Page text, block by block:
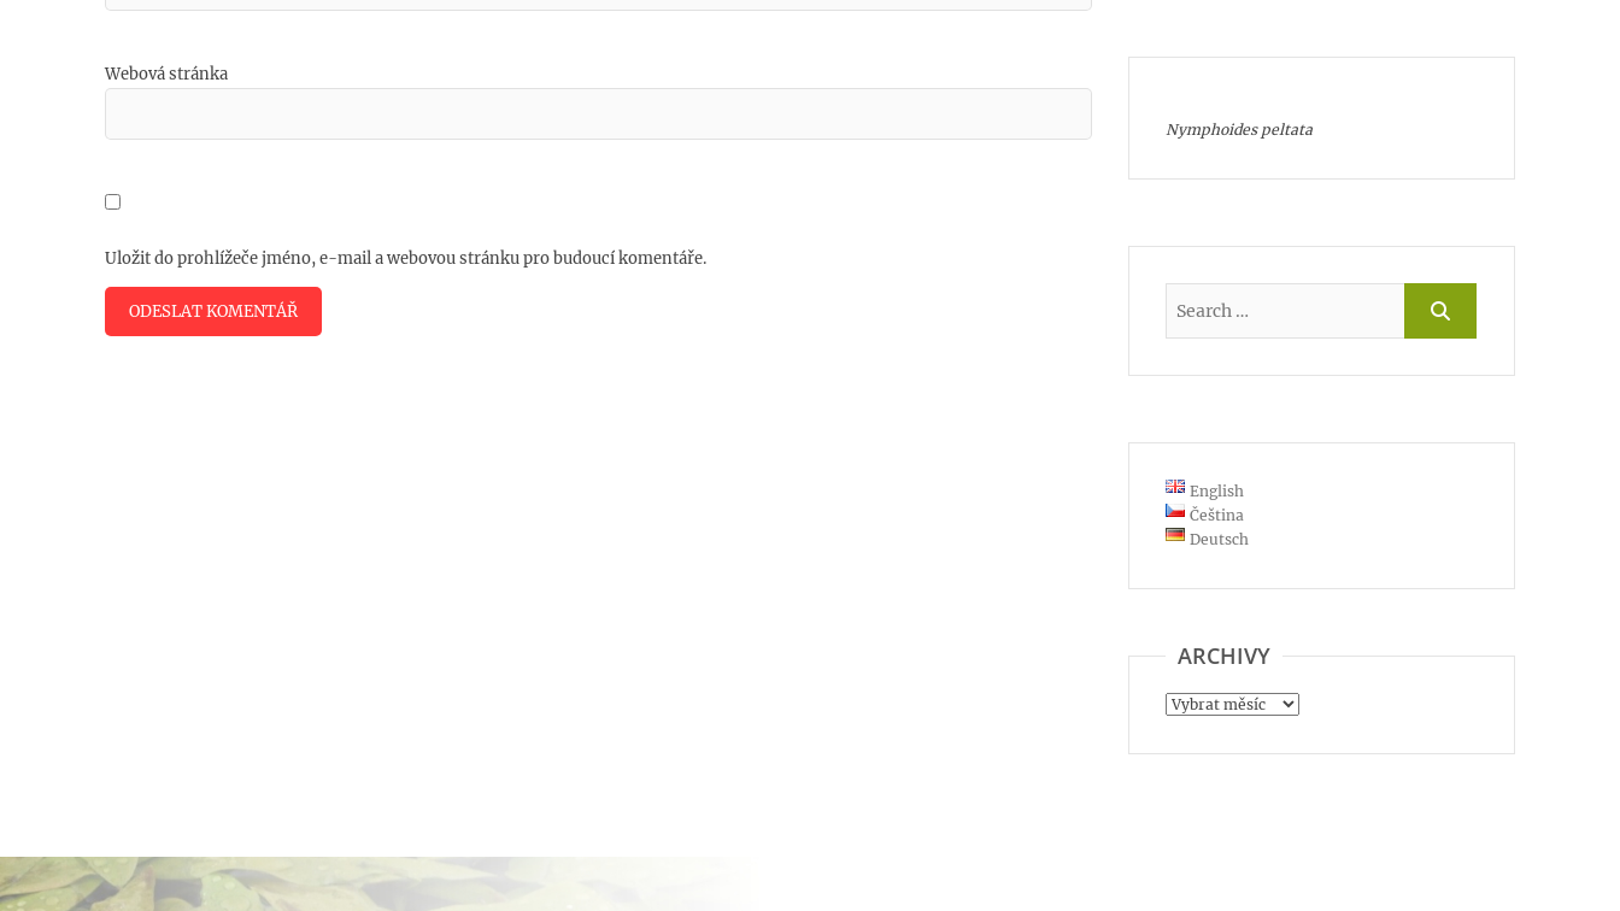
Webová stránka
Uložit do prohlížeče jméno, e-mail a webovou stránku pro budoucí komentáře.
Nymphoides peltata
English
Čeština
Deutsch
ARCHIVY
Archivy